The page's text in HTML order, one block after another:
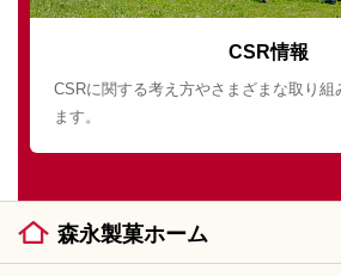
CSR情報
CSRに関する考え方やさまざまな取り組
ます。
森永製菓ホーム